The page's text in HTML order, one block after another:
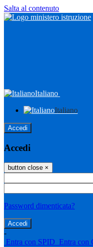
Salta al contenuto
Italiano
Italiano
Accedi
Accedi
button close ×
Password dimenticata?
-
Entra con SPID Entra con